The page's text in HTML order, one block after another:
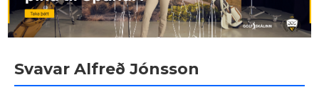
Svavar Alfreð Jónsson